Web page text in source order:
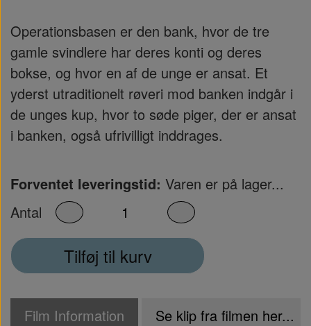
Operationsbasen er den bank, hvor de tre
gamle svindlere har deres konti og deres
bokse, og hvor en af de unge er ansat. Et
yderst utraditionelt røveri mod banken indgår i
de unges kup, hvor to søde piger, der er ansat
i banken, også ufrivilligt inddrages.
Forventet leveringstid: Varen er på lager...
Antal
Tilføj til kurv
Film Information Se klip fra filmen her...